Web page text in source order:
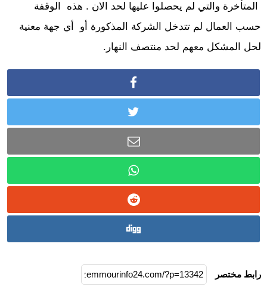
المتأخرة والتي لم يحصلوا عليها لحد الان . هذه الوقفة
حسب العمال لم تتدخل الشركة المذكورة أو أي جهة معنية
لحل المشكل معهم لحد منتصف النهار.
رابط مختصر